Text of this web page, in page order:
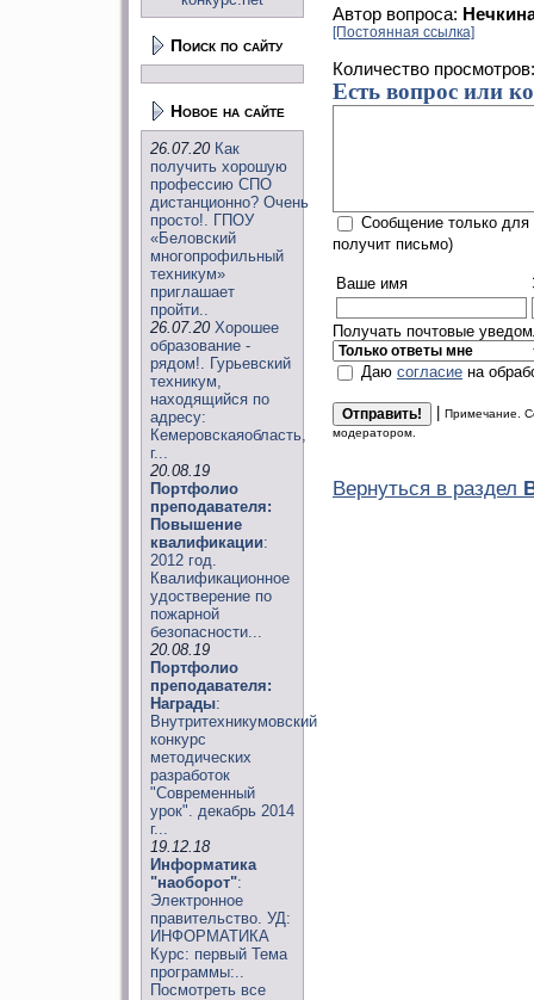
Поиск по сайту
Новое на сайте
26.07.20 Как
получить хорошую
профессию СПО
дистанционно? Очень
просто!. ГПОУ
«Беловский
многопрофильный
техникум»
приглашает
пройти..
26.07.20 Хорошее
образование -
рядом!. Гурьевский
техникум,
находящийся по
адресу:
Кемеровскаяобласть,
г...
20.08.19
Портфолио
преподавателя:
Повышение
квалификации:
2012 год.
Квалификационное
удостверение по
пожарной
безопасности...
20.08.19
Портфолио
преподавателя:
Награды:
Внутритехникумовский
конкурс
методических
разработок
"Современный
урок". декабрь 2014
г...
19.12.18
Информатика
"наоборот":
Электронное
правительство. УД:
ИНФОРМАТИКА
Курс: первый Тема
программы:..
Посмотреть все
Автор вопроса:
[Постоянная ссылка]
Количество
Есть вопрос или
Сообщение только
получит письмо)
Ваше имя
Получать почтовые
Даю согласие на
Примечание.
модератором.
Вернуться в раздел